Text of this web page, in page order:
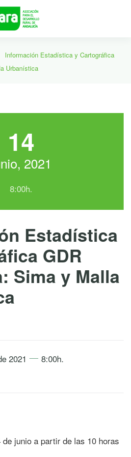
Información Estadística y Cartográfica
Urbanística
14
2021
8:00h.
Estadística
GDR
Sima y Malla
2021 8:00h.
junio a partir de las 10 horas